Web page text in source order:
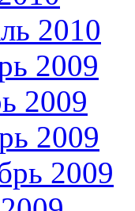
2010
2009
2009
2009
2009